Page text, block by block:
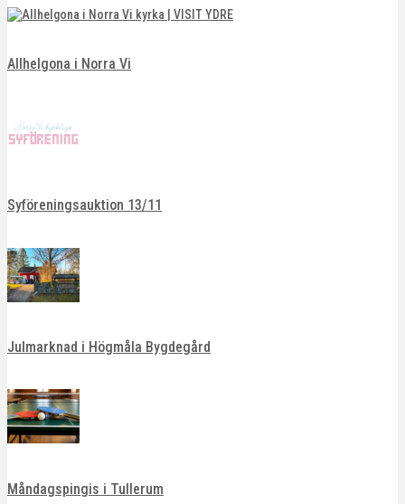
Allhelgona i Norra Vi
Syföreningsauktion 13/11
Julmarknad i Högmåla Bygdegård
Måndagspingis i Tullerum